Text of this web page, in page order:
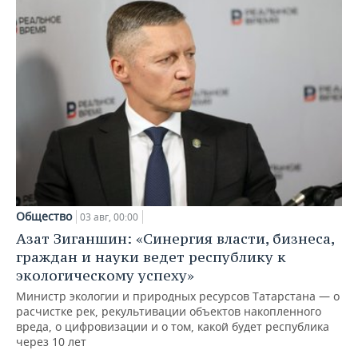
Общество 03 авг, 00:00
Азат Зиганшин: «Синергия власти, бизнеса,
граждан и науки ведет республику к
экологическому успеху»
Министр экологии и природных ресурсов Татарстана — о
расчистке рек, рекультивации объектов накопленного
вреда, о цифровизации и о том, какой будет республика
через 10 лет